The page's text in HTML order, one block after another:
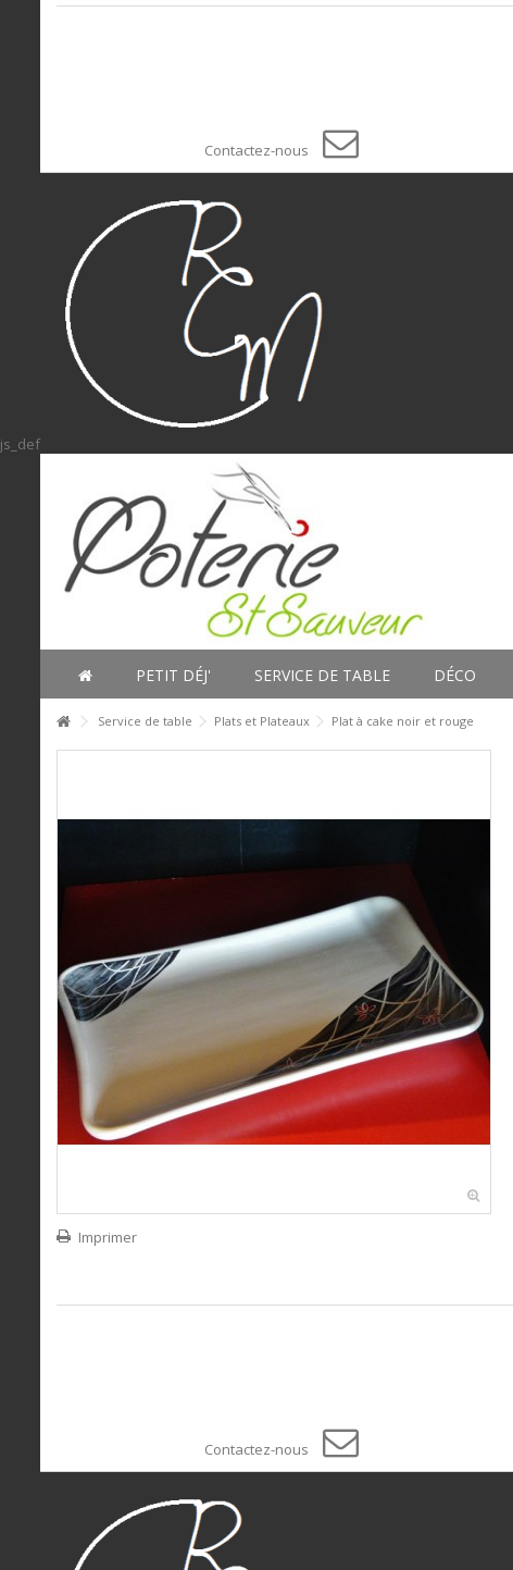
Contactez-nous
js_def
PETIT DÉJ' SERVICE DE TABLE DÉCO
Service de table Plats et Plateaux Plat à cake noir et rouge
Imprimer
Contactez-nous